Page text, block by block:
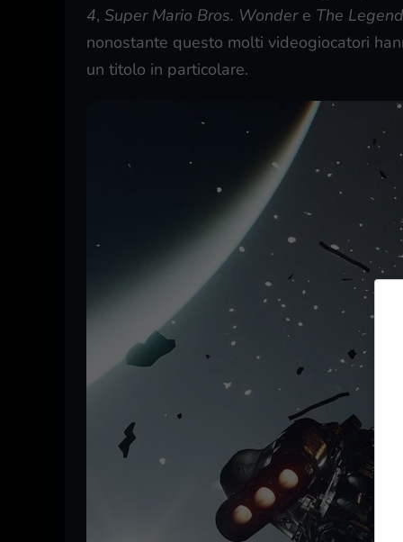
4, Super Mario Bros. Wondere The
nonostante questo molti videogiocatori
un titolo in particolare.